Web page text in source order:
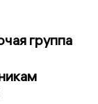
группа